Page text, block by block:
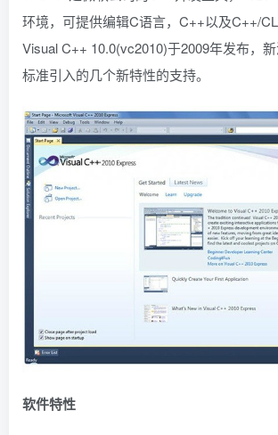
环境，可提供编辑C语言，C++以及C++/
Visual C++ 10.0(vc2010)于2009年发布，
标准引入的几个新特性的支持。
软件特性